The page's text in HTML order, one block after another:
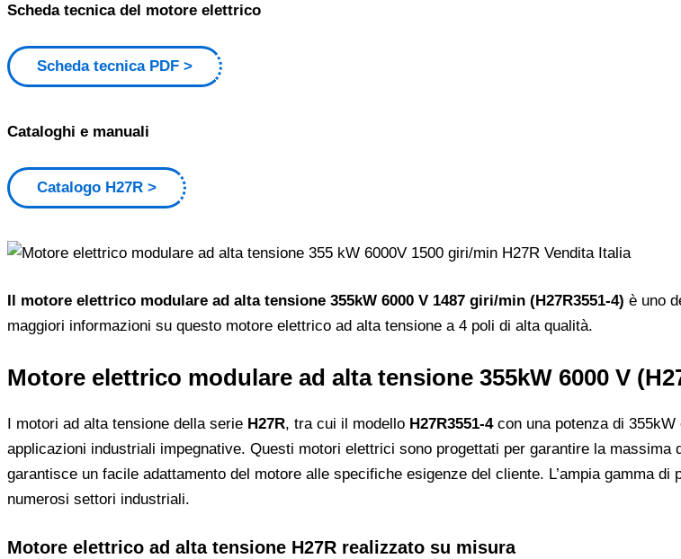
Scheda tecnica del motore elettrico
Scheda tecnica PDF
Cataloghi e manuali
Catalogo H27R
Il motore elettrico modulare ad alta tensione 355kW 6000 V 1487 giri/min (H27R3551-4) è uno
maggiori informazioni su questo motore elettrico ad alta tensione a 4 poli di alta qualità.
Motore elettrico modulare ad alta tensione 355kW 6000 V
I motori ad alta tensione della serie H27R, tra cui il modello H27R3551-4con una potenza di 355kW
applicazioni industriali impegnative. Questi motori elettrici sono progettati per garantire la
garantisce un facile adattamento del motore alle specifiche esigenze del cliente. L’ampia gamma
numerosi settori industriali.
Motore elettrico ad alta tensione H27R realizzato su misura